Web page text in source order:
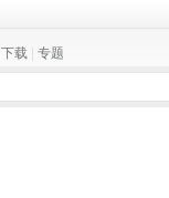
下载 专题